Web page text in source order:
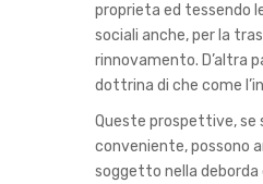
proprieta ed tessendo
sociali anche, per la
rinnovamento. D’altra
dottrina di che come
Queste prospettive, se
conveniente, possono
soggetto nella deborda